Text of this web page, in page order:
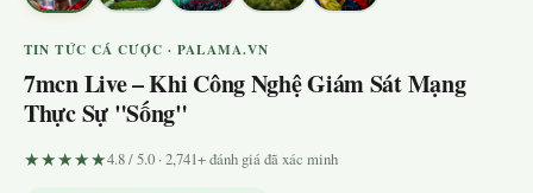
TIN TỨC CÁ CƯỢC · PALAMA.VN
7mcn Live – Khi Công Nghệ Giám Sát Mạng
Thực Sự "Sống"
★★★★★4.8 / 5.0 · 2,741+ đánh giá đã xác minh